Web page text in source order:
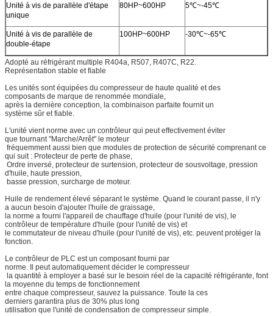
Unité à vis de parallèle d'étape
unique
80HP~600HP 5℃~-45℃
Unité à vis de parallèle de
double-étape
100HP~600HP -30℃~-65℃
Adopté au réfrigérant multiple R404a, R507, R407C, R22.
Représentation stable et fiable
Les unités sont équipées du compresseur de haute qualité et des
composants de marque de renommée mondiale,
après la dernière conception, la combinaison parfaite fournit un
système sûr et fiable.
L'unité vient norme avec un contrôleur qui peut effectivement éviter
que tournant "Marche/Arrêt" le moteur
fréquemment aussi bien que modules de protection de sécurité comprenant ce
qui suit : Protecteur de perte de phase,
Ordre inversé, protecteur de surtension, protecteur de sousvoltage, pression
d'huile, haute pression,
basse pression, surcharge de moteur.
Huile de rendement élevé séparant le système. Quand le courant passe, il n'y
a aucun besoin d'ajouter l'huile de graissage,
la norme a fourni l'appareil de chauffage d'huile (pour l'unité de vis), le
contrôleur de température d'huile (pour l'unité de vis) et
le commutateur de niveau d'huile (pour l'unité de vis), etc. peuvent protéger la
fonction.
Le contrôleur de PLC est un composant fourni par
norme. Il peut automatiquement décider le compresseur
la quantité à employer a basé sur le besoin réel de la capacité réfrigérante, font
la moyenne du temps de fonctionnement
entre chaque compresseur, sauvez la puissance. Toute la ces
derniers garantira plus de 30% plus long
utilisation que l'unité de condensation de compresseur simple.